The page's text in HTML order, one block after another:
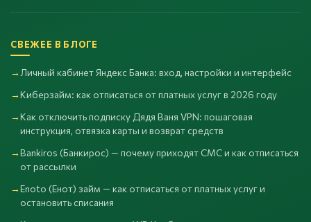
СВЕЖЕЕ В БЛОГЕ
Личный кабинет Яндекс Банка: вход, настройки и интерфейс
Киберзайм: как отписаться от платных услуг в 2026 году
Как отключить подписку Дядя Ваня VPN: пошаговая
инструкция, отвязка карты и возврат средств
Bankiros (Банкирос) — почему приходят СМС и как отписаться
от рассылки
Enoto (Енот) займ — как отписаться от платных услуг и
остановить списания